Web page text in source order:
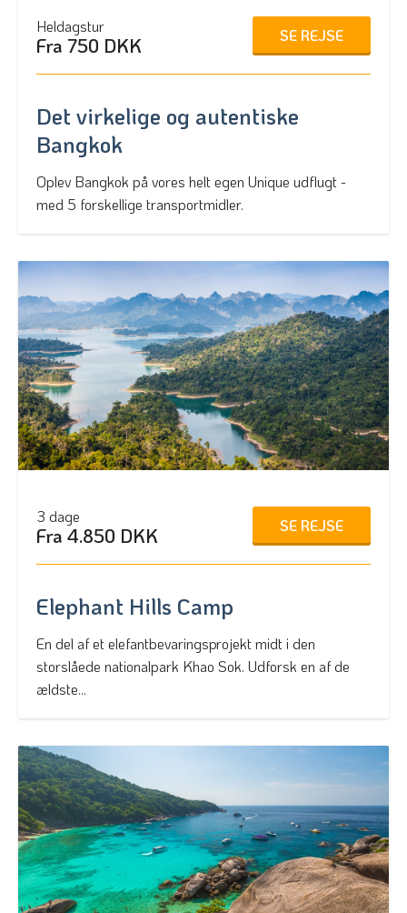
Heldagstur
Fra 750 DKK SE REJSE
Det virkelige og autentiske
Bangkok
Oplev Bangkok på vores helt egen Unique udflugt -
med 5 forskellige transportmidler.
3 dage
Fra 4.850 DKK SE REJSE
Elephant Hills Camp
En del af et elefantbevaringsprojekt midt i den
storslåede nationalpark Khao Sok. Udforsk en af de
ældste...